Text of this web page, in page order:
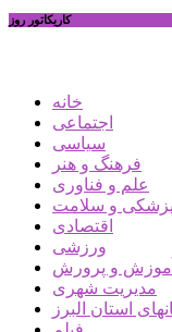
کاریکاتور روز
خانه
اجتماعی
سیاسی
فرهنگ و هنر
علم و فناوری
پزشکی و سلامت
اقتصادی
ورزشی
آموزش و پرورش
مدیریت شهری
استان البرز